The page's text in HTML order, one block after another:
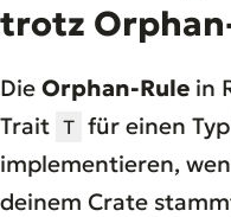
trotz
Die Orphan-Rule in
Trait T für einen Typ
implementieren,
deinem Crate